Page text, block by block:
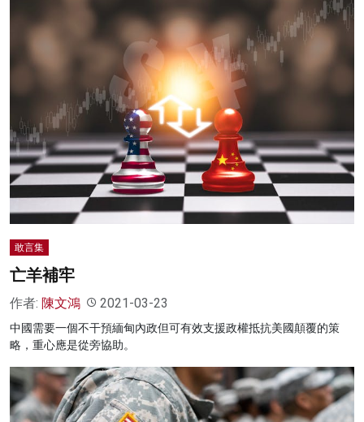
敢言集
亡羊補牢
作者: 陳文鴻 2021-03-23
中國需要一個不干預緬甸內政但可有效支援政權抵抗美國顛覆的策
略，重心應是從旁協助。